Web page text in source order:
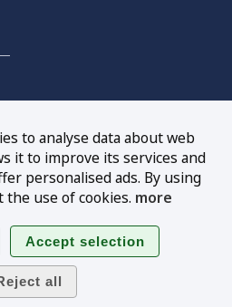
Follow us
to analyse data about web
it to improve its services and
personalised ads. By using
the use of cookies. more